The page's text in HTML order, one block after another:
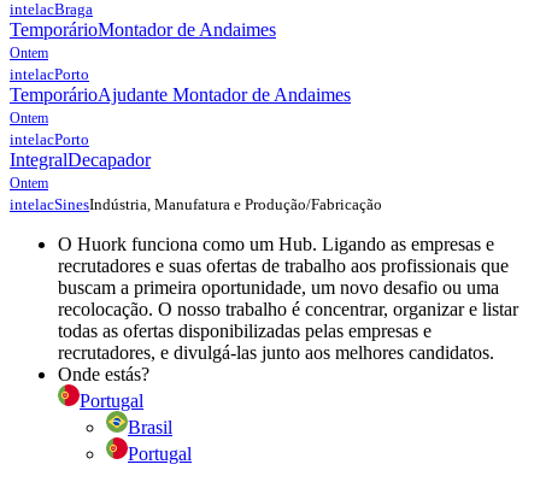
intelacBraga
TemporárioMontador de Andaimes
Ontem
intelacPorto
TemporárioAjudante Montador de Andaimes
Ontem
intelacPorto
IntegralDecapador
Ontem
intelacSinesIndústria, Manufatura e Produção/Fabricação
O Huork funciona como um Hub. Ligando as empresas e
recrutadores e suas ofertas de trabalho aos profissionais que
buscam a primeira oportunidade, um novo desafio ou uma
recolocação. O nosso trabalho é concentrar, organizar e listar
todas as ofertas disponibilizadas pelas empresas e
recrutadores, e divulgá-las junto aos melhores candidatos.
Onde estás?
Portugal
Brasil
Portugal